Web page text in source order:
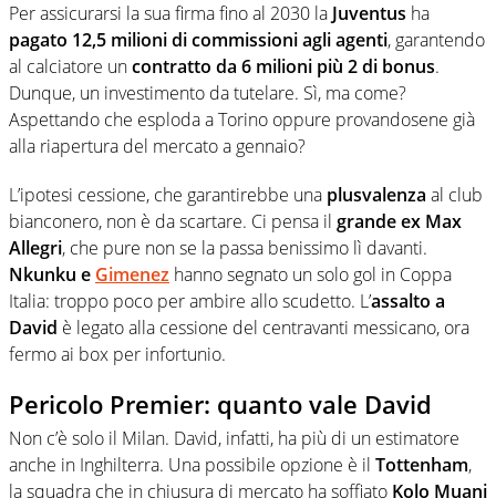
Per assicurarsi la sua firma fino al 2030 la Juventus ha
pagato 12,5 milioni di commissioni agli agenti, garantendo
al calciatore uncontratto da 6 milioni più 2 di bonus.
Dunque, un investimento da tutelare. Sì, ma come?
Aspettando che esploda a Torino oppure provandosene già
alla riapertura del mercato a gennaio?
L’ipotesi cessione, che garantirebbe una plusvalenza al club
bianconero, non è da scartare. Ci pensa il grande ex Max
Allegri, che pure non se la passa benissimo lì davanti.
Nkunku e Gimenez hanno segnato un solo gol in Coppa
Italia: troppo poco per ambire allo scudetto. L’assalto a
David è legato alla cessione del centravanti messicano, ora
fermo ai box per infortunio.
Pericolo Premier: quanto vale David
Non c’è solo il Milan. David, infatti, ha più di un estimatore
anche in Inghilterra. Una possibile opzione è il Tottenham,
la squadra che in chiusura di mercato ha soffiato Kolo Muani